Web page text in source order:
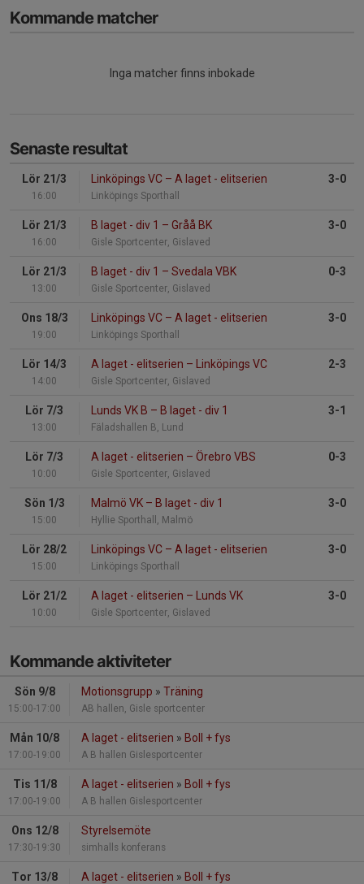
Kommande matcher
Inga matcher finns inbokade
Senaste resultat
Lör 21/3
16:00
Linköpings VC – A laget - elitserien
Linköpings Sporthall
3-0
Lör 21/3
16:00
B laget - div 1 – Gråå BK
Gisle Sportcenter, Gislaved
3-0
Lör 21/3
13:00
B laget - div 1 – Svedala VBK
Gisle Sportcenter, Gislaved
0-3
Ons 18/3
19:00
Linköpings VC – A laget - elitserien
Linköpings Sporthall
3-0
Lör 14/3
14:00
A laget - elitserien – Linköpings VC
Gisle Sportcenter, Gislaved
2-3
Lör 7/3
13:00
Lunds VK B – B laget - div 1
Fäladshallen B, Lund
3-1
Lör 7/3
10:00
A laget - elitserien – Örebro VBS
Gisle Sportcenter, Gislaved
0-3
Sön 1/3
15:00
Malmö VK – B laget - div 1
Hyllie Sporthall, Malmö
3-0
Lör 28/2
15:00
Linköpings VC – A laget - elitserien
Linköpings Sporthall
3-0
Lör 21/2
10:00
A laget - elitserien – Lunds VK
Gisle Sportcenter, Gislaved
3-0
Kommande aktiviteter
Sön 9/8
15:00-17:00
Motionsgrupp » Träning
AB hallen, Gisle sportcenter
Mån 10/8
17:00-19:00
A laget - elitserien » Boll + fys
A B hallen Gislesportcenter
Tis 11/8
17:00-19:00
A laget - elitserien » Boll + fys
A B hallen Gislesportcenter
Ons 12/8
17:30-19:30
Styrelsemöte
simhalls konferans
Tor 13/8 A laget - elitserien » Boll + fys